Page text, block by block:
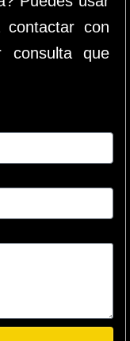
contactar con
consulta que